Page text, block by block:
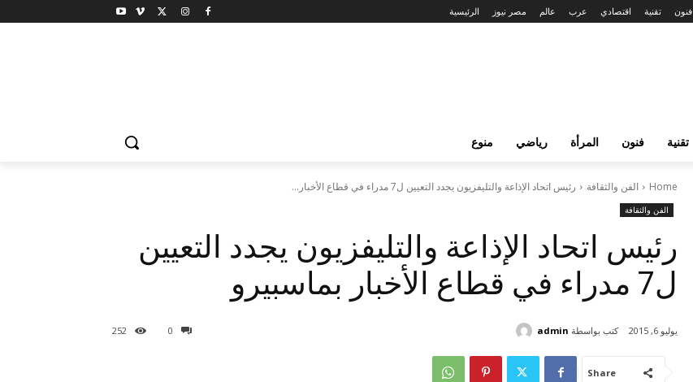
الرئيسية مصر نيوز عالم عرب اقتصادي تقنية فنون
تقنية فنون المرأة رياضي منوع
Home الفن والثقافة رئيس اتحاد الإذاعة والتليفزيون يجدد التعيين ل7 مدراء في قطاع الأخبار...
الفن والثقافة
رئيس اتحاد الإذاعة والتليفزيون يجدد التعيين
ل7 مدراء في قطاع الأخبار بماسبيرو
0
252 يوليو 6, 2015 كتب بواسطة admin
Share